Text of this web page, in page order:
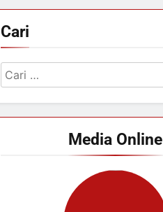
Cari
Cari
untuk:
Media Online